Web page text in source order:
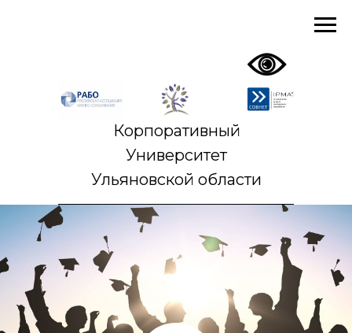
Корпоративный
Университет
Ульяновской области